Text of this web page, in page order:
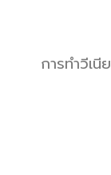
การทำวีเ